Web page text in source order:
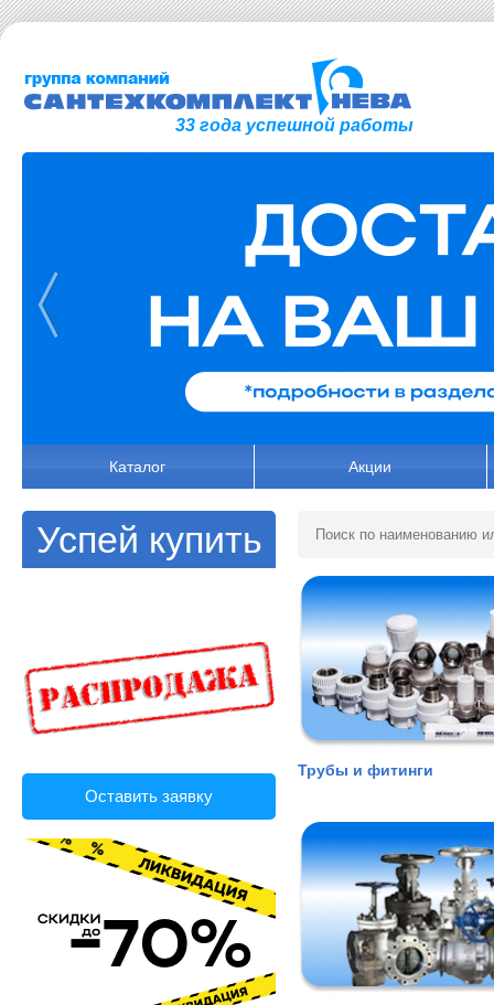
33 года успешной работы
Каталог Акции
Успей купить
Оставить заявку
Трубы и фитинги